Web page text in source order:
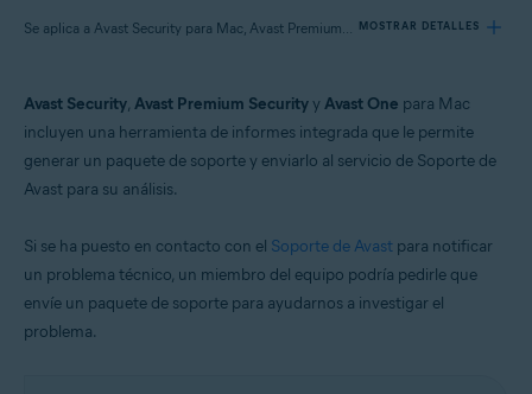
Se aplica a Avast Security para Mac, Avast Premium Security para Mac, Avast One para Mac MOSTRAR DETALLES
Avast Premium Security 15.x para Mac
Avast One 22.x para Mac
Sistemas operativos:
Apple macOS 12.x (Monterey)
Apple macOS 11.x (Big Sur)
Apple macOS 10.14.x (Mojave)
Avast Security, Avast Premium Securityy Avast One para Mac
incluyen una herramienta de informes integrada que le permite
generar un paquete de soporte y enviarlo al servicio de Soporte de
Avast para su análisis.
Si se ha puesto en contacto con el Soporte de Avast para notificar
un problema técnico, un miembro del equipo podría pedirle que
envíe un paquete de soporte para ayudarnos a investigar el
problema.